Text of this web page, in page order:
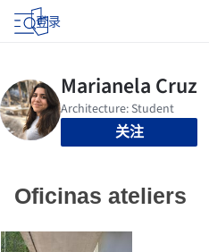
登录
关注
Oficinas ateliers